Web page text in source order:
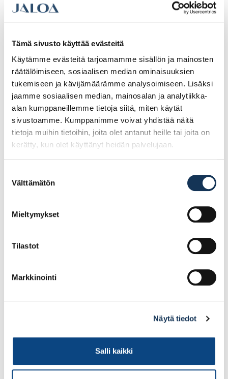
Tämä sivusto käyttää evästeitä
Käytämme evästeitä tarjoamamme sisällön ja mainosten
räätälöimiseen, sosiaalisen median ominaisuuksien
tukemiseen ja kävijämäärämme analysoimiseen. Lisäksi
jaamme sosiaalisen median, mainosalan ja analytiikka-
alan kumppaneillemme tietoja siitä, miten käytät
sivustoamme. Kumppanimme voivat yhdistää näitä
tietoja muihin tietoihin, joita olet antanut heille tai joita on
kerätty, kun olet käyttänyt heidän palvelujaan.
valinta
Välttämätön
Mieltymykset
Tilastot
Markkinointi
Näytä tiedot
Salli kaikki
Tutustu myös
Helaform, pyörästö
MPS-150 teräs, 2kpl/pkt
Lisää tilauskoriin
Helaform, pyörästö PP-
Lisää tilauskoriin